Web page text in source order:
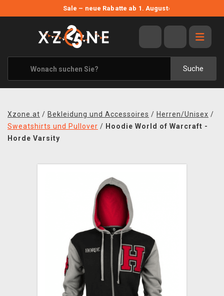
Sale – neue Rabatte ab 1. August›
Suche
ANGEBOTE
ALLE MARKEN
XZONE ORIGINALS
KLEIDUNG & ACCESSOIRES
BÜCHER & COMICS
Xzone.at / Bekleidung und Accessoires / Herren/Unisex /
Sweatshirts und Pullover / Hoodie World of Warcraft -
Horde Varsity